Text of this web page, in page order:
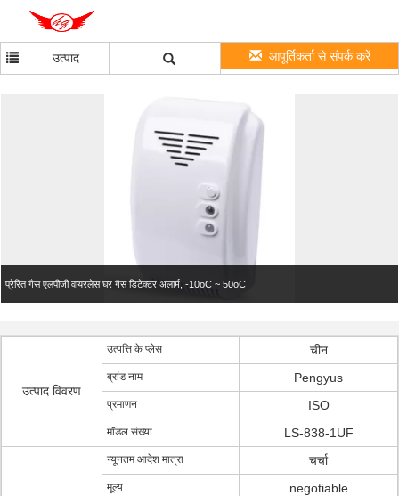
उत्पाद आपूर्तिकर्ता से संपर्क करें
प्रेरित गैस एलपीजी वायरलेस घर गैस डिटेक्टर अलार्म, -10oC ~ 50oC
उत्पाद विवरण
उत्पत्ति के प्लेस चीन
ब्रांड नाम Pengyus
प्रमाणन ISO
मॉडल संख्या LS-838-1UF
न्यूनतम आदेश मात्रा चर्चा
मूल्य negotiable